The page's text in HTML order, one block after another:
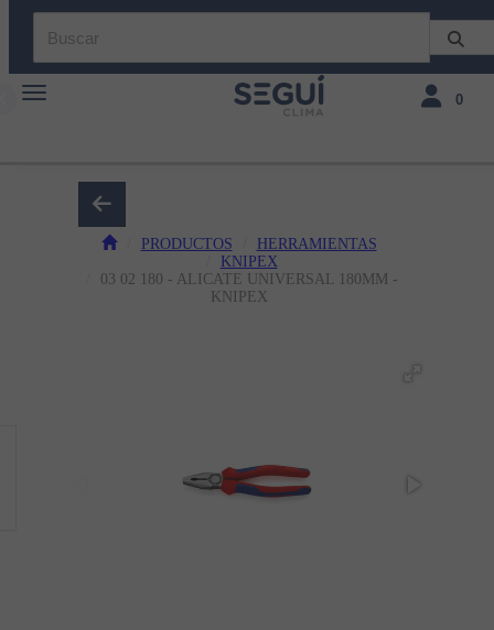
Toggle navigation Toggle
0
PRODUCTOS
HERRAMIENTAS
KNIPEX
03 02 180 - ALICATE UNIVERSAL 180MM -
KNIPEX